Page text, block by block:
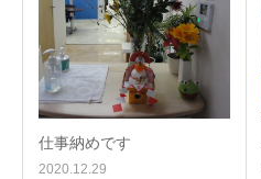
仕事納めです
2020.12.29